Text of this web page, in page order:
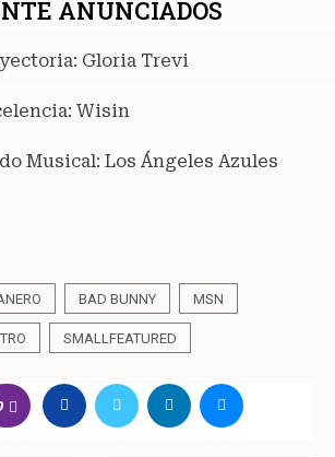
ANUNCIADOS
Gloria Trevi
Wisin
Musical: Los Ángeles Azules
BAD BUNNY MSN
SMALLFEATURED